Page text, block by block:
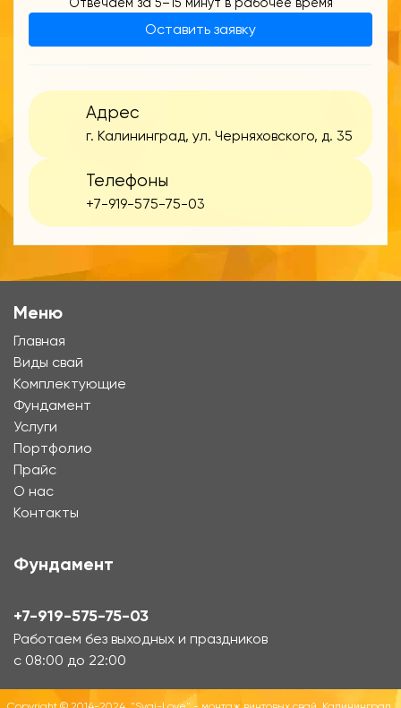
Отвечаем за 5–15 минут в рабочее время
Оставить заявку
Адрес
г. Калининград, ул. Черняховского, д. 35
Телефоны
+7-919-575-75-03
Меню
Главная
Виды свай
Комплектующие
Фундамент
Услуги
Портфолио
Прайс
О нас
Контакты
Фундамент
+7-919-575-75-03
Работаем без выходных и праздников
с 08:00 до 22:00